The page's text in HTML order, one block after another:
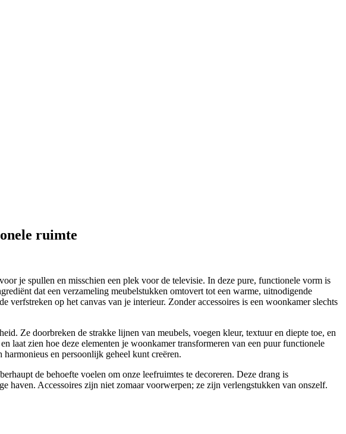
ruimte
je spullen en misschien een plek voor de televisie. In deze pure, functionele vorm is
dat een verzameling meubelstukken omtovert tot een warme, uitnodigende
op het canvas van je interieur. Zonder accessoires is een woonkamer slechts
Ze doorbreken de strakke lijnen van meubels, voegen kleur, textuur en diepte toe, en
laat zien hoe deze elementen je woonkamer transformeren van een puur functionele
en persoonlijk geheel kunt creëren.
de behoefte voelen om onze leefruimtes te decoreren. Deze drang is
haven. Accessoires zijn niet zomaar voorwerpen; ze zijn verlengstukken van onszelf.